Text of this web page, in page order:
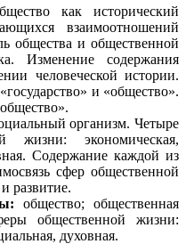
как исторический
взаимоотношений
общества и общественной
Изменение содержания
человеческой истории.
и «общество».
организм. Четыре
жизни: экономическая,
Содержание каждой из
сфер общественной
развитие.
общество; общественная
общественной жизни:
духовная.